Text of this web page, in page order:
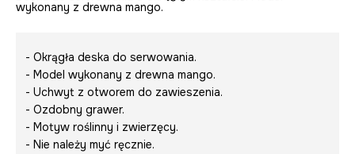
wykonany z drewna mango.
- Okrągła deska do serwowania.
- Model wykonany z drewna mango.
- Uchwyt z otworem do zawieszenia.
- Ozdobny grawer.
- Motyw roślinny i zwierzęcy.
- Nie należy myć ręcznie.